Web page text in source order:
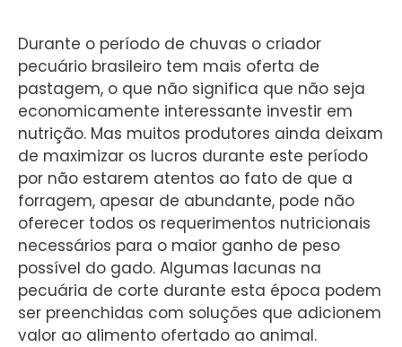
Durante o período de chuvas o criador
pecuário brasileiro tem mais oferta de
pastagem, o que não significa que não seja
economicamente interessante investir em
nutrição. Mas muitos produtores ainda deixam
de maximizar os lucros durante este período
por não estarem atentos ao fato de que a
forragem, apesar de abundante, pode não
oferecer todos os requerimentos nutricionais
necessários para o maior ganho de peso
possível do gado. Algumas lacunas na
pecuária de corte durante esta época podem
ser preenchidas com soluções que adicionem
valor ao alimento ofertado ao animal.